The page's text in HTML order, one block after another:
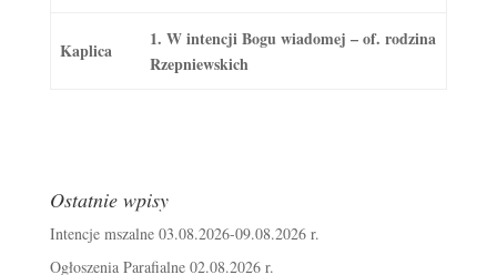
Kaplica
1. W intencji Bogu wiadomej – of. rodzina
Rzepniewskich
Ostatnie wpisy
Intencje mszalne 03.08.2026-09.08.2026 r.
Ogłoszenia Parafialne 02.08.2026 r.